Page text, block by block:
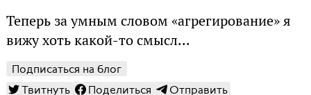
Теперь за умным словом «агрегирование» я
вижу хоть какой-то смысл...
Подписаться на блог
Твитнуть
Поделиться Отправить